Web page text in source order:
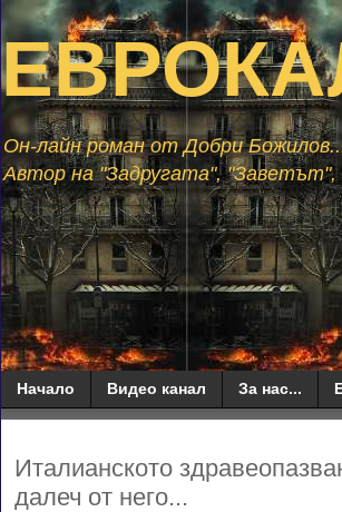
Он-лайн роман от Добри
Автор на "Задругата",
Начало Видео канал За нас...
Италианското
далеч от него...